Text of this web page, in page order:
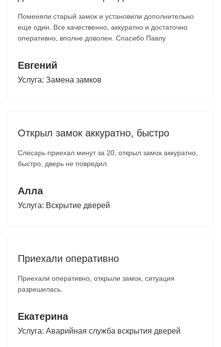
Поменяли старый замок и установили дополнительно
еще один. Все качественно, аккуратно и достаточно
оперативно, вполне доволен. Спасибо Павлу
Евгений
Услуга: Замена замков
Открыл замок аккуратно, быстро
Слесарь приехал минут за 20, открыл замок аккуратно,
быстро, дверь не повредил.
Алла
Услуга: Вскрытие дверей
Приехали оперативно
Приехали оперативно, открыли замок, ситуация
разрешилась.
Екатерина
Услуга: Аварийная служба вскрытия дверей